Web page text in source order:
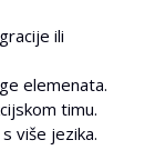
ili
elemenata.
timu.
više jezika.